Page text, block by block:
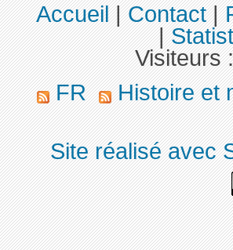
Accueil|Contact|
|
Visiteurs
FR
Histoire et
Site réalisé avec